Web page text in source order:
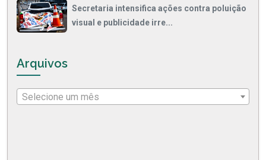
Secretaria intensifica ações contra poluição
visual e publicidade irre...
Arquivos
Selecione um mês